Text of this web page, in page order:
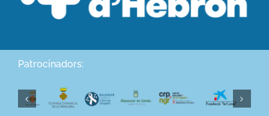
Patrocinadors: